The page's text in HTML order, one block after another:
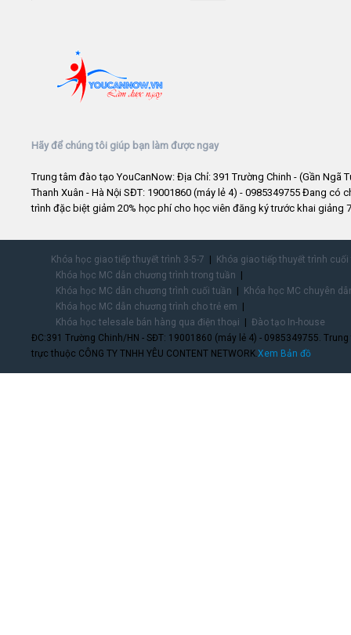
Hãy để chúng tôi giúp bạn làm được ngay
Trung tâm đào tạo YouCanNow: Địa Chỉ: 391 Trường Chinh - (Gần Ngã
Thanh Xuân - Hà Nội SĐT: 19001860 (máy lẻ 4) - 0985349755 Đang có
trình đặc biệt giảm 20% học phí cho học viên đăng ký trước khai giảng
Khóa học giao tiếp thuyết trình 3-5-7
Khóa giao tiếp thuyết trình
Khóa học MC dẫn chương trình trong tuần
Khóa học MC dẫn chương trình cuối tuần
Khóa học MC chuyên
Khóa học MC dẫn chương trình cho trẻ em
Khóa học telesale bán hàng qua điện thoại
Đào tạo In-house
ĐC:391 Trường Chinh/HN - SĐT: 19001860 (máy lẻ 4) - 0985349755.
trực thuộc CÔNG TY TNHH YÊU CONTENT NETWORK.Xem Bản đồ